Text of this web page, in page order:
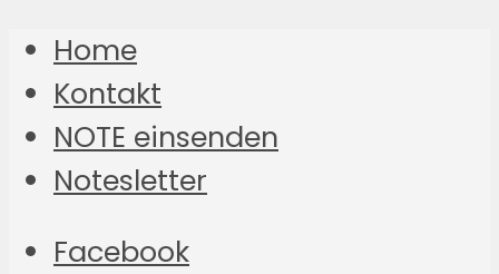
Home
Kontakt
NOTE einsenden
Notesletter
Facebook